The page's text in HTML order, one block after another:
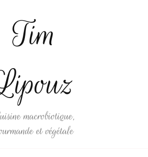
Tim
macrobiotique,
et végétale